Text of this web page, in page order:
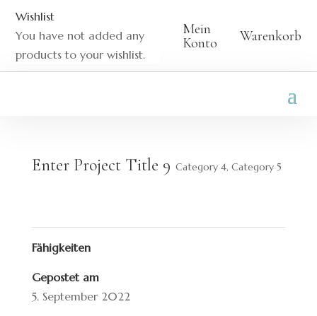
Wishlist
You have not added any
products to your wishlist.
Mein
Konto
Warenkorb
Enter Project Title 9 Category 4, Category 5
Fähigkeiten
Gepostet am
5. September 2022